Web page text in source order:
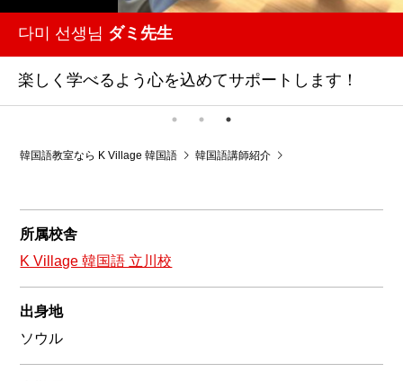
다미 선생님 ダミ先生
楽しく学べるよう心を込めてサポートします！
韓国語教室なら K Village 韓国語 韓国語講師紹介
所属校舎
K Village 韓国語 立川校
出身地
ソウル